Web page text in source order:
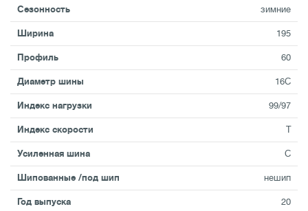
Сезонность зимние
Ширина 195
Профиль 60
Диаметр шины 16C
Индекс нагрузки 99/97
Индекс скорости T
Усиленная шина C
Шипованные /под шип нешип
Год выпуска 20